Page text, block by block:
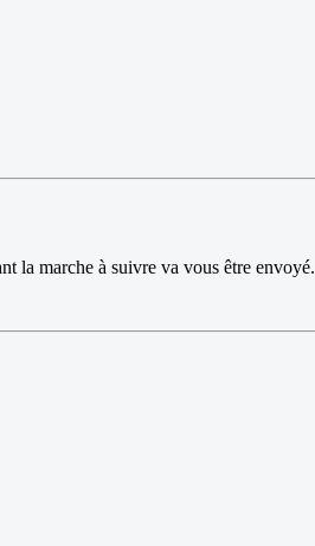
la marche à suivre va vous être envoyé.